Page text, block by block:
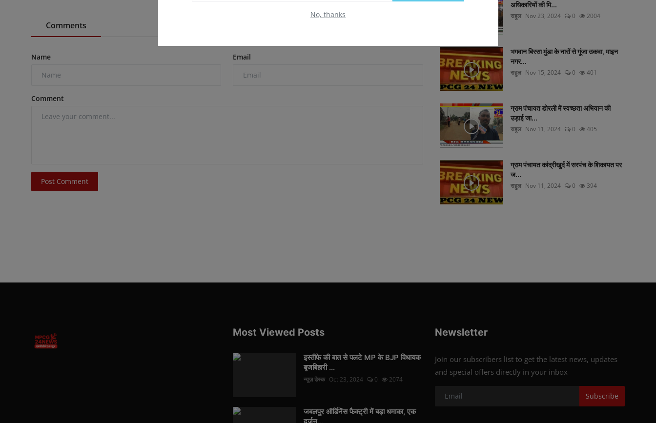
No, thanks
Comments
Name Email
Comment
Post Comment
अधिकारियों की मि...
राहुल Nov 23, 2024 0 2004
भगवान बिरसा मुंडा के नारों से गूंजा उकवा, माइन
नगर...
राहुल Nov 15, 2024 0 401
ग्राम पंचायत डोरली में स्वच्छता अभियान की
उड़ाई जा...
राहुल Nov 11, 2024 0 405
ग्राम पंचायत कांद्रीखुर्द में सरपंच के शिकायत पर
ज...
राहुल Nov 11, 2024 0 394
Most Viewed Posts
इस्तीफे की बात से पलटे MP के BJP विधायक
बृजबिहारी ...
न्यूज़ डेस्क Oct 23, 2024 0 2074
जबलपुर ऑर्डिनेंस फैक्ट्री में बड़ा धमाका, एक
Newsletter
Join our subscribers list to get the latest news, updates
and special offers directly in your inbox
Subscribe